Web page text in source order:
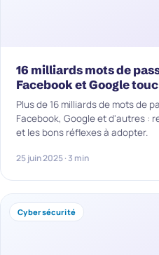
16 milliards mots de
Facebook et Google
Plus de 16 milliards de mots de
Facebook, Google et d'autres :
et les bons réflexes à adopter.
25 juin 2025 · 3 min
Cybersécurité